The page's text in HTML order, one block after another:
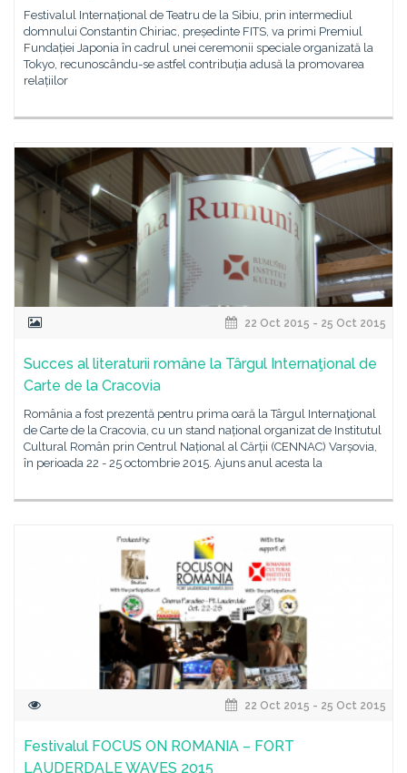
Festivalul Internațional de Teatru de la Sibiu, prin intermediul
domnului Constantin Chiriac, președinte FITS, va primi Premiul
Fundației Japonia în cadrul unei ceremonii speciale organizată la
Tokyo, recunoscându-se astfel contribuția adusă la promovarea
relațiilor
22 Oct 2015 - 25 Oct 2015
Succes al literaturii române la Târgul Internaţional de
Carte de la Cracovia
România a fost prezentă pentru prima oară la Târgul Internaţional
de Carte de la Cracovia, cu un stand național organizat de Institutul
Cultural Român prin Centrul Național al Cărții (CENNAC) Varșovia,
în perioada 22 - 25 octombrie 2015. Ajuns anul acesta la
22 Oct 2015 - 25 Oct 2015
Festivalul FOCUS ON ROMANIA – FORT
LAUDERDALE WAVES 2015